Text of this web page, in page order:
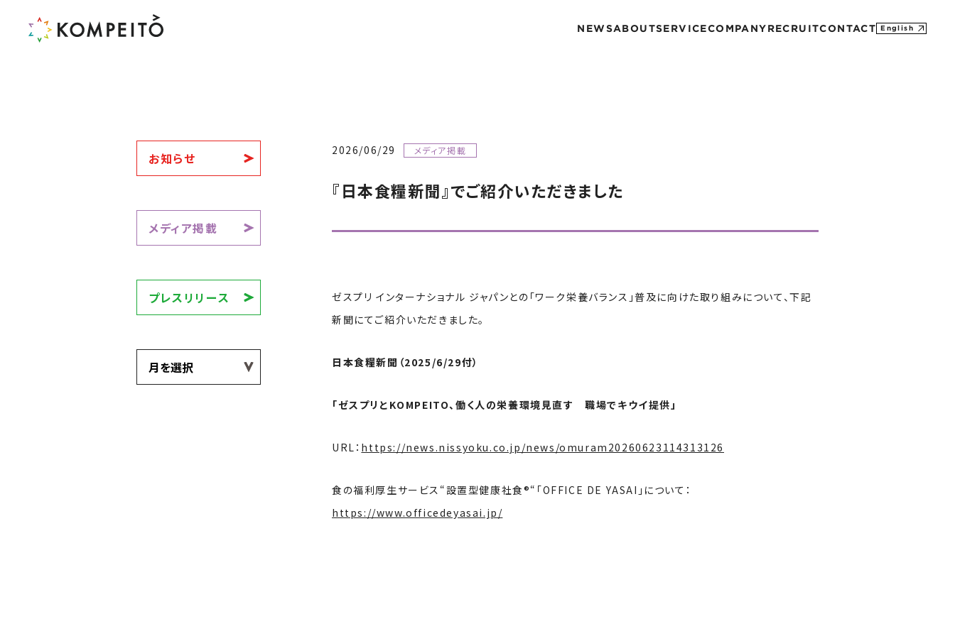
NEWSABOUTSERVICECOMPANY RECRUITCONTACT English
お知らせ
メディア掲載
プレスリリース
2026/06/29 メディア掲載
『日本食糧新聞』でご紹介いただきました
ゼスプリ インターナショナル ジャパンとの「ワーク栄養バランス」普及に向けた取り組みについて、下記
新聞にてご紹介いただきました。
日本食糧新聞（2025/6/29付）
「ゼスプリとKOMPEITO、働く人の栄養環境見直す 職場でキウイ提供」
URL： https://news.nissyoku.co.jp/news/omuram20260623114313126
食の福利厚生サービス“設置型健康社食®“「OFFICE DE YASAI」について：
https://www.officedeyasai.jp/